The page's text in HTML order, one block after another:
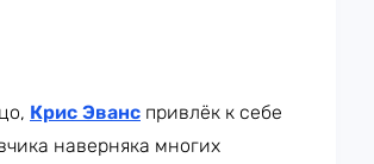
Крис Эванс привлёк к себе
наверняка многих